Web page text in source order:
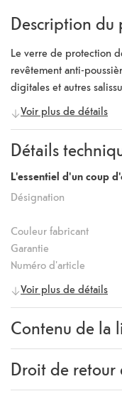
Description du
Le verre de protection
revêtement anti-
digitales et autres
L'emballage contient
Voir plus de détails
Détails
L'essentiel d'un coup
Désignation
Couleur fabricant
Garantie
Numéro d'article
Voir plus de détails
Contenu de la
Contenu de la livraison
Droit de retour
Garantie